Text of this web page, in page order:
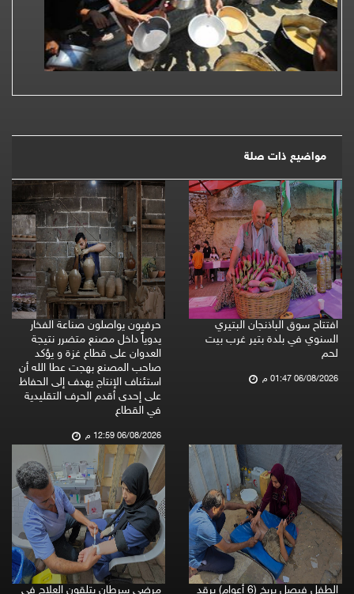
مواضيع ذات صلة
افتتاح سوق الباذنجان البتيري
السنوي في بلدة بتير غرب بيت
لحم
06/08/2026 01:47 م
حرفيون يواصلون صناعة الفخار
يدوياً داخل مصنع متضرر نتيجة
العدوان على قطاع غزة و يؤكد
صاحب المصنع بهجت عطا الله أن
استئناف الإنتاج يهدف إلى الحفاظ
على إحدى أقدم الحرف التقليدية
في القطاع
06/08/2026 12:59 م
الطفل فيصل بربخ (6 أعوام) يرقد مرضى سرطان يتلقون العلاج في